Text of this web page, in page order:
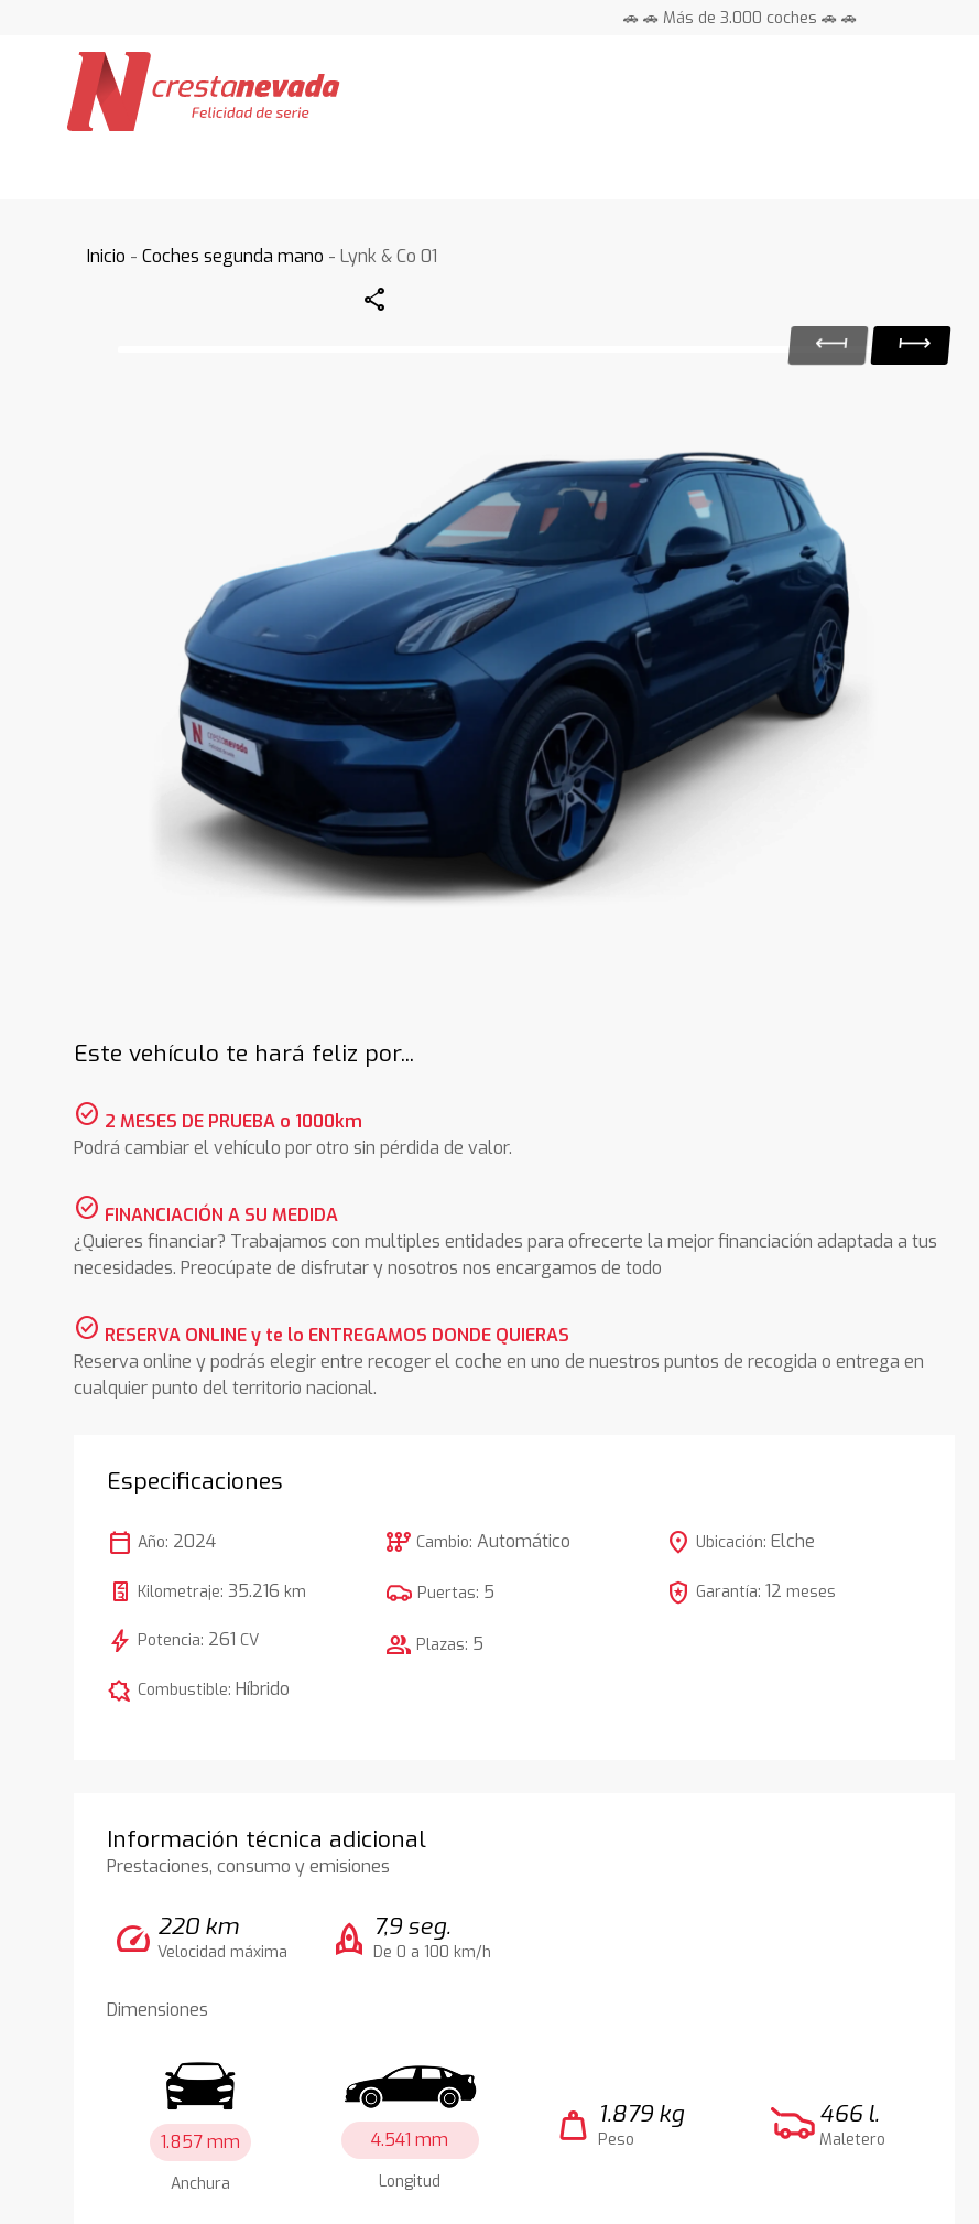
🚗 🚗 Más de 3.000 coches 🚗 🚗
Inicio -Coches segunda mano - Lynk & Co 01
Share
Este vehículo te hará feliz por...
check_circle 2 MESES DE PRUEBA o 1000km
Podrá cambiar el vehículo por otro sin pérdida de valor.
check_circle FINANCIACIÓN A SU MEDIDA
¿Quieres financiar? Trabajamos con multiples entidades para ofrecerte la mejor financiación adaptada a tus
necesidades. Preocúpate de disfrutar y nosotros nos encargamos de todo
check_circle RESERVA ONLINE y te lo ENTREGAMOS DONDE QUIERAS
Reserva online y podrás elegir entre recoger el coche en uno de nuestros puntos de recogida o entrega en
cualquier punto del territorio nacional.
Especificaciones
calendar_today Año: 2024
Kilometraje:35.216 km
bolt Potencia: 261 CV
comic_bubble Combustible:Híbrido
auto_transmission Cambio:Automático
Puertas: 5
group Plazas: 5
location_on Ubicación: Elche
local_police Garantía: 12 meses
Información técnica adicional
Prestaciones, consumo y emisiones
speed 220 km
Velocidad máxima rocket 7,9 seg.
De 0 a 100 km/h
Dimensiones
1.857 mm
Anchura
4.541 mm
Longitud
weight 1.879 kg
Peso
466 l.
Maletero